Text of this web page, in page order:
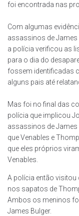
foi encontrada nas
Com algumas
assassinos de James
a polícia verificou as
para o dia do
fossem identificadas
alguns pais até
Mas foi no final das
polícia que implicou
assassinos de James
que Venables e
que eles próprios
Venables.
A polícia então
nos sapatos de
Ambos os meninos
James Bulger.